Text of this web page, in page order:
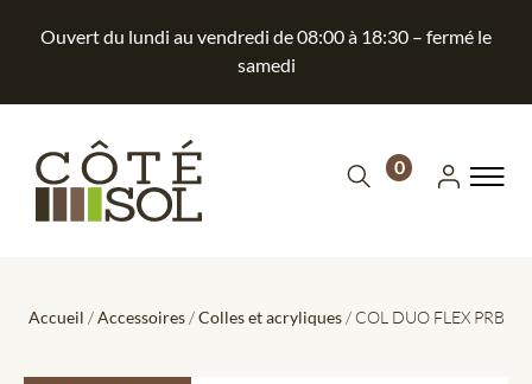
Ouvert du lundi au vendredi de 08:00 à 18:30 – fermé le
samedi
0
Accueil /Accessoires/Colles et acryliques/ COL DUO FLEX PRB